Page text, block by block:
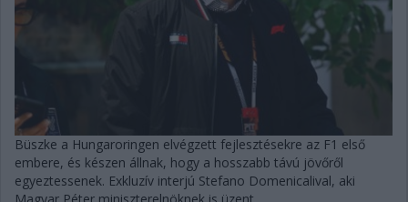
Büszke a Hungaroringen elvégzett fejlesztésekre az F1 első
embere, és készen állnak, hogy a hosszabb távú jövőről
egyeztessenek. Exkluzív interjú Stefano Domenicalival, aki